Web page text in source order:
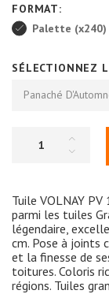
FORMAT:
Palette (x240)
SÉLECTIONNEZ
Panaché
Tuile VOLNAY
parmi les tuiles
légendaire,
cm. Pose à joints
et la finesse de
toitures. Coloris
régions. Tuiles